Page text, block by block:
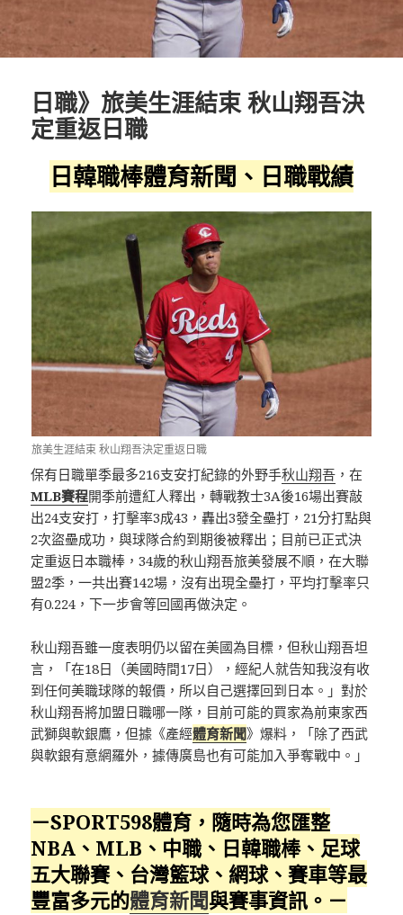
日職》旅美生涯結束 秋山翔吾決
定重返日職
日韓職棒體育新聞、日職戰績
旅美生涯結束 秋山翔吾決定重返日職
保有日職單季最多216支安打紀錄的外野手秋山翔吾 ，在
MLB賽程開季前遭紅人釋出，轉戰教士3A後16場出賽敲
出24支安打，打擊率3成43，轟出3發全壘打，21分打點與
2次盜壘成功，與球隊合約到期後被釋出；目前已正式決
定重返日本職棒，34歲的秋山翔吾旅美發展不順，在大聯
盟2季，一共出賽142場，沒有出現全壘打，平均打擊率只
有0.224，下一步會等回國再做決定。
秋山翔吾雖一度表明仍以留在美國為目標，但秋山翔吾坦
言，「在18日（美國時間17日），經紀人就告知我沒有收
到任何美職球隊的報價，所以自己選擇回到日本。」對於
秋山翔吾將加盟日職哪一隊，目前可能的買家為前東家西
武獅與軟銀鷹，但據《產經體育新聞》爆料，「除了西武
與軟銀有意網羅外，據傳廣島也有可能加入爭奪戰中。」
－SPORT598體育，隨時為您匯整
NBA、MLB、中職、日韓職棒、足球
五大聯賽、台灣籃球、網球、賽車等最
豐富多元的體育新聞與賽事資訊。－